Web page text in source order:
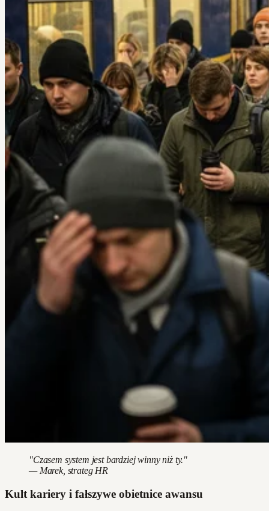
"Czasem system jest bardziej winny niż ty."
— Marek, strateg HR
Kult kariery i fałszywe obietnice awansu